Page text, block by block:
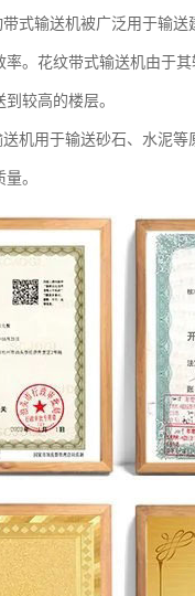
输送机被广泛用于输送
。花纹带式输送机由于
较高的楼层。
用于输送砂石、水泥等
。